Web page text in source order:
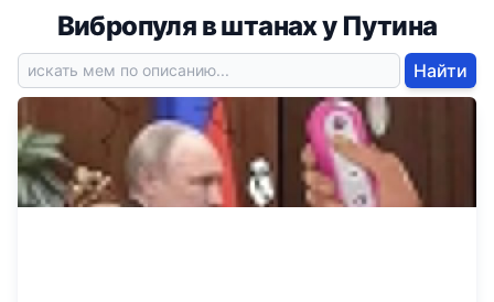
Вибропуля в штанах у Путина
Найти